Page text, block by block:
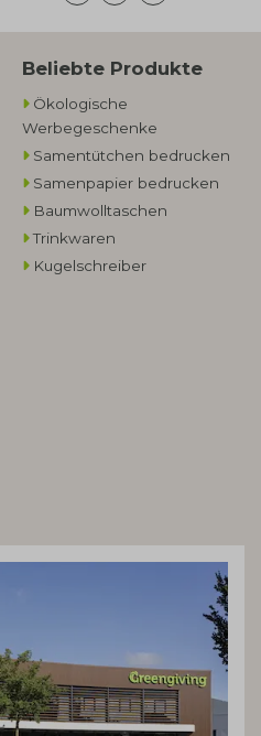
Beliebte Produkte
Ökologische
Werbegeschenke​
Samentütchen bedrucken
Samenpapier bedrucken
Baumwolltaschen​
Trinkwaren
Kugelschreiber